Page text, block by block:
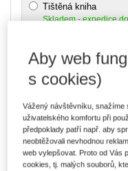
Tištěná kniha
Skladem- expedice
E-kniha Smarteca +
V prodeji - ihned k
Co je Smarteca?
Balíček - Tištěná
Smarteca + soubory
Skladem- expedice
Aby web
s cookies)
Vážený návštěvníku, snažíme
uživatelského komfortu při
předpoklady patří např. aby
neobtěžovali nevhodnou
web vylepšovat. Proto od Vás
cookies, tj. malých souborů,